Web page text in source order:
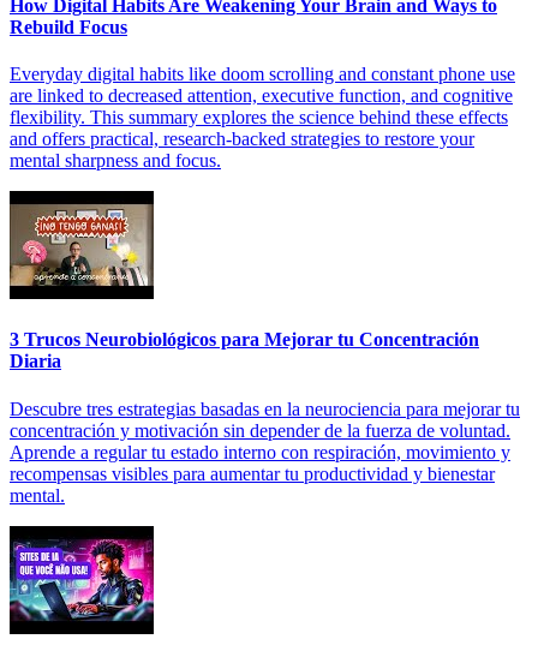
How Digital Habits Are Weakening Your Brain and Ways to
Rebuild Focus
Everyday digital habits like doom scrolling and constant phone use
are linked to decreased attention, executive function, and cognitive
flexibility. This summary explores the science behind these effects
and offers practical, research-backed strategies to restore your
mental sharpness and focus.
3 Trucos Neurobiológicos para Mejorar tu Concentración
Diaria
Descubre tres estrategias basadas en la neurociencia para mejorar tu
concentración y motivación sin depender de la fuerza de voluntad.
Aprende a regular tu estado interno con respiración, movimiento y
recompensas visibles para aumentar tu productividad y bienestar
mental.